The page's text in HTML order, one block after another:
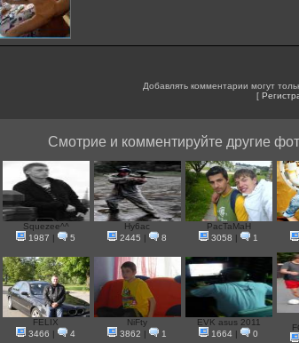
Добавлять комментарии могут
[
Смотрие и комментируйте другие
Squezee^^
1987
5
Hy6ac
2445
8
PacTaMaH
3058
1
FELIX
3466
4
NiFty
3862
1
EVK asus 2011
1664
0